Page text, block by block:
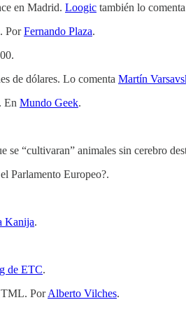
en Madrid. Loogic también lo
PorFernando Plaza.
de dólares. Lo comenta Martín
En Mundo Geek.
se “cultivaran” animales sin cerebro
Parlamento Europeo?.
Kanija.
de ETC.
PorAlberto Vilches.